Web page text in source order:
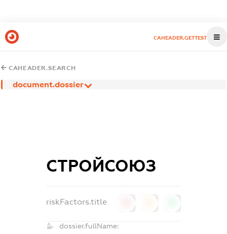
CAHEADER.GETTEST
CAHEADER.SEARCH
document.dossier
СТРОЙСОЮЗ
riskFactors.title
dossier.fullName: